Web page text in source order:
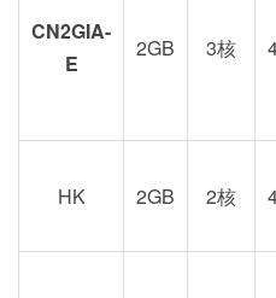
also went up and
$40 per
doubled
CN2GIA-
E
2GB 3核
HK 2GB 2核